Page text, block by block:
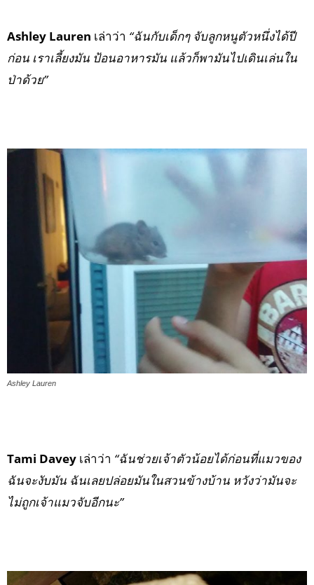
Ashley Lauren เล่าว่า “ฉันกับเด็กๆ จับลูกหนูตัวหนึ่งได้ปี
ก่อน เราเลี้ยงมัน ป้อนอาหารมัน แล้วก็พามันไปเดินเล่นใน
ป่าด้วย”
Ashley Lauren
Tami Davey เล่าว่า “ฉันช่วยเจ้าตัวน้อยได้ก่อนที่แมวของ
ฉันจะงับมัน ฉันเลยปล่อยมันในสวนข้างบ้าน หวังว่ามันจะ
ไม่ถูกเจ้าแมวจับอีกนะ”